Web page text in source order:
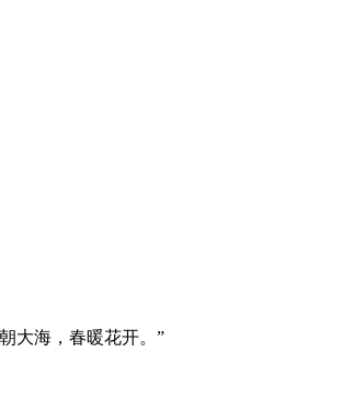
大海，春暖花开。”